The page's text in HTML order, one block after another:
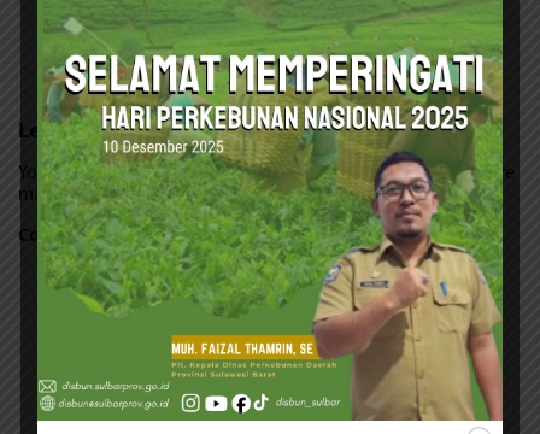
Admin
Leave a Reply
Your email address will not be published. Required fields are
marked*
Comment*